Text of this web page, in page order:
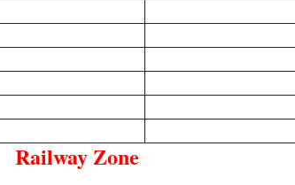
Railway Zone